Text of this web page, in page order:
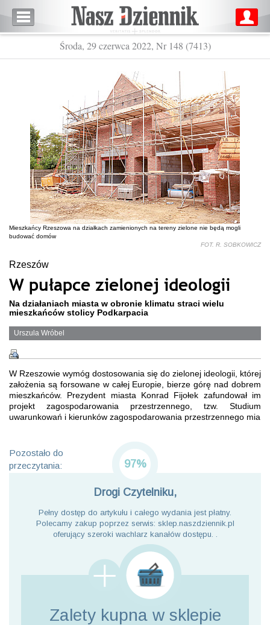
Środa, 29 czerwca 2022, Nr 148 (7413)
Mieszkańcy Rzeszowa na działkach zamienionych na tereny zielone nie będą mogli
budować domów
FOT. R. SOBKOWICZ
Rzeszów
W pułapce zielonej ideologii
Na działaniach miasta w obronie klimatu straci wielu
mieszkańców stolicy Podkarpacia
Urszula Wróbel
W Rzeszowie wymóg dostosowania się do zielonej ideologii, której
założenia są forsowane w całej Europie, bierze górę nad dobrem
mieszkańców. Prezydent miasta Konrad Fijołek zafundował im
projekt zagospodarowania przestrzennego, tzw. Studium
uwarunkowań i kierunków zagospodarowania przestrzennego mia
Pozostało do
przeczytania:
97%
Drogi Czytelniku,
Pełny dostęp do artykułu i całego wydania jest płatny.
Polecamy zakup poprzez serwis: sklep.naszdziennik.pl
oferujący szeroki wachlarz kanałów dostępu. .
Zalety kupna w sklepie